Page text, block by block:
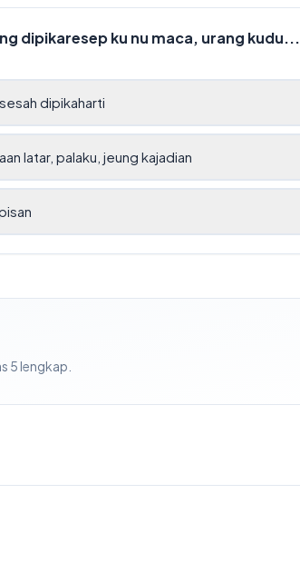
dipikaresep ku nu maca, urang kudu...
dipikaharti
latar, palaku, jeung kajadian
5lengkap.